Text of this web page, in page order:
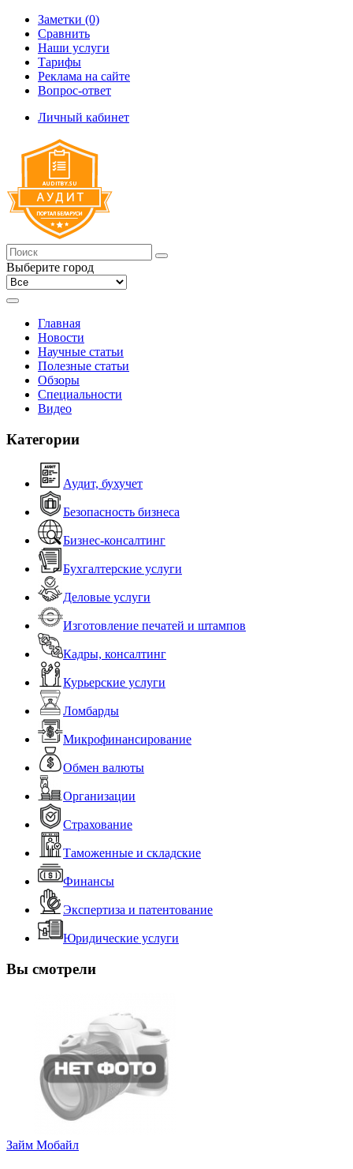
Заметки (0)
Сравнить
Наши услуги
Тарифы
Реклама на сайте
Вопрос-ответ
Личный кабинет
Выберите город
Главная
Новости
Научные статьи
Полезные статьи
Обзоры
Специальности
Видео
Категории
Аудит, бухучет
Безопасность бизнеса
Бизнес-консалтинг
Бухгалтерские услуги
Деловые услуги
Изготовление печатей и штампов
Кадры, консалтинг
Курьерские услуги
Ломбарды
Микрофинансирование
Обмен валюты
Организации
Страхование
Таможенные и складские
Финансы
Экспертиза и патентование
Юридические услуги
Вы смотрели
Займ Мобайл